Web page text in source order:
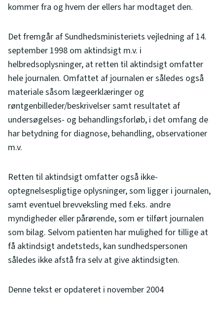
kommer fra og hvem der ellers har modtaget den.
Det fremgår af Sundhedsministeriets vejledning af 14.
september 1998 om aktindsigt m.v. i
helbredsoplysninger, at retten til aktindsigt omfatter
hele journalen. Omfattet af journalen er således også
materiale såsom lægeerklæringer og
røntgenbilleder/beskrivelser samt resultatet af
undersøgelses- og behandlingsforløb, i det omfang de
har betydning for diagnose, behandling, observationer
m.v.
Retten til aktindsigt omfatter også ikke-
optegnelsespligtige oplysninger, som ligger i journalen,
samt eventuel brevveksling med f.eks. andre
myndigheder eller pårørende, som er tilført journalen
som bilag. Selvom patienten har mulighed for tillige at
få aktindsigt andetsteds, kan sundhedspersonen
således ikke afstå fra selv at give aktindsigten.
Denne tekst er opdateret i november 2004